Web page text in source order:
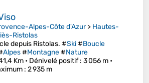
Alpes-Côte d'Azur> Hautes-
Ristolas
depuis Ristolas. #Ski#Boucle
Alpes#Montagne#Nature
Km • Dénivelé positif: 3 056 m •
: 2 935 m